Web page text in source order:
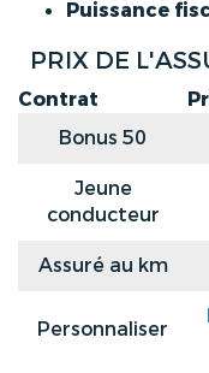
Puissance
PRIX DE
Contrat
Bonus 50
Jeune
conducteur
Assuré au km
Personnaliser